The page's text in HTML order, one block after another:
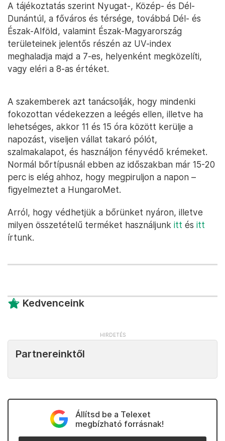
A tájékoztatás szerint Nyugat-, Közép- és Dél-
Dunántúl, a főváros és térsége, továbbá Dél- és
Észak-Alföld, valamint Észak-Magyarország
területeinek jelentős részén az UV-index
meghaladja majd a 7-es, helyenként megközelíti,
vagy eléri a 8-as értéket.
A szakemberek azt tanácsolják, hogy mindenki
fokozottan védekezzen a leégés ellen, illetve ha
lehetséges, akkor 11 és 15 óra között kerülje a
napozást, viseljen vállat takaró pólót,
szalmakalapot, és használjon fényvédő krémeket.
Normál bőrtípusnál ebben az időszakban már 15-20
perc is elég ahhoz, hogy megpiruljon a napon –
figyelmeztet a HungaroMet.
Arról, hogy védhetjük a bőrünket nyáron, illetve
milyen összetételű terméket használjunk itt és itt
írtunk.
Kedvenceink
Partnereinktől
Állítsd be a Telexet
megbízható forrásnak!